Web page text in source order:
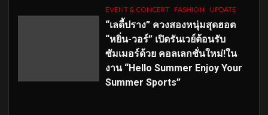
EVENT & CONCERT FASHION UPDATE
“เลดี้ปราง” ควงสองหนุ่มสุดฮอต
“หยิ่น-วอร์” เปิดรันเวย์ต้อนรับ
ซัมเมอร์ด้วย คอลเลกชั่นใหม่!ใน
งาน “Hello Summer Enjoy Your
Summer Sports”